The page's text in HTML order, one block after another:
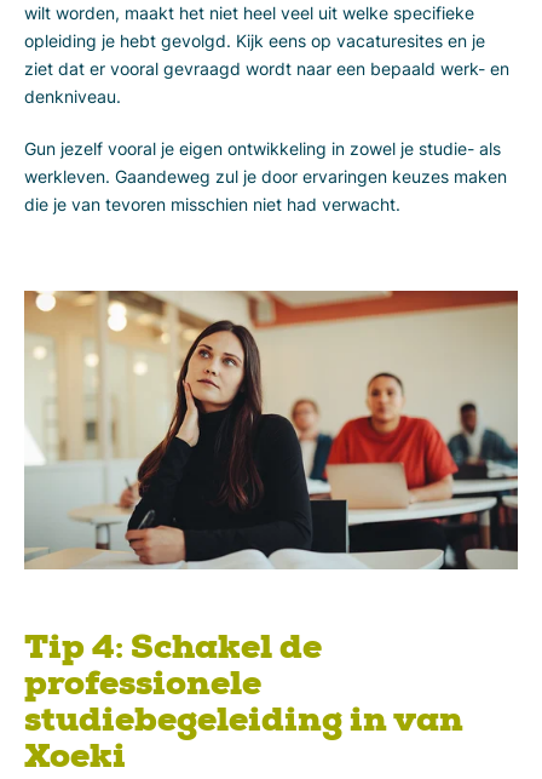
wilt worden, maakt het niet heel veel uit welke specifieke
opleiding je hebt gevolgd. Kijk eens op vacaturesites en je
ziet dat er vooral gevraagd wordt naar een bepaald werk- en
denkniveau.
Gun jezelf vooral je eigen ontwikkeling in zowel je studie- als
werkleven. Gaandeweg zul je door ervaringen keuzes maken
die je van tevoren misschien niet had verwacht.
Tip 4: Schakel de
professionele
studiebegeleiding in van
Xoeki